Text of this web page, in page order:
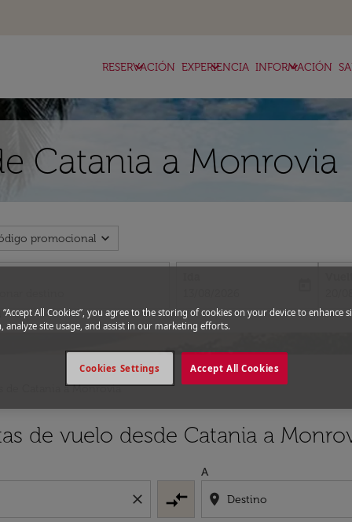
RESERVACIÓN
keyboard_arrow_down EXPERIENCIA
keyboard_arrow_down INFORMACIÓN
keyboard_arrow_down
Catania a Monrovia
promocional expand_more
fc-
de Catania a Monrovia
de vuelo desde Catania a
close compare_arrows
A
location_on
destino) o interactúe con fechas individuales a
“Accept All Cookies”, you agree to the storing of cookies on your device to enhance
analyze site usage, and assist in our marketing efforts.
Accept All Cookies
Cookies Settings